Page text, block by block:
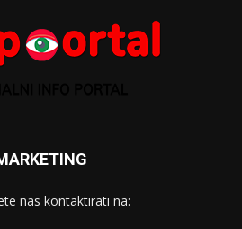
nas kontaktirati na: